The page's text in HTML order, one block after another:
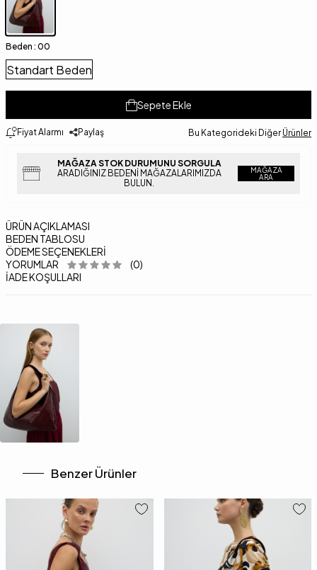
Beden : 00
Standart Beden
Sepete Ekle
Fiyat Alarmı Paylaş Bu Kategorideki Diğer Ürünler
MAĞAZA STOK DURUMUNU SORGULA
ARADIĞINIZ BEDENI MAĞAZALARIMIZDA
BULUN.
MAĞAZA
ARA
ÜRÜN AÇIKLAMASI
BEDEN TABLOSU
ÖDEME SEÇENEKLERI
YORUMLAR
(0)
İADE KOŞULLARI
Benzer Ürünler